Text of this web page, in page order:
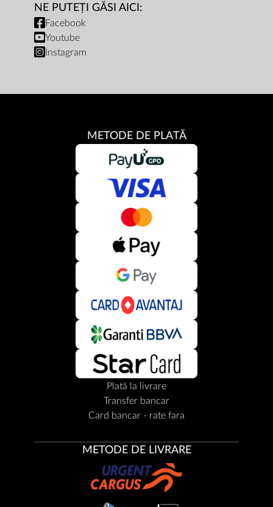
NE PUTEȚI GĂSI AICI:
Facebook
Youtube
Instagram
METODE DE PLATĂ
Plată la livrare
Transfer bancar
Card bancar - rate fara
METODE DE LIVRARE